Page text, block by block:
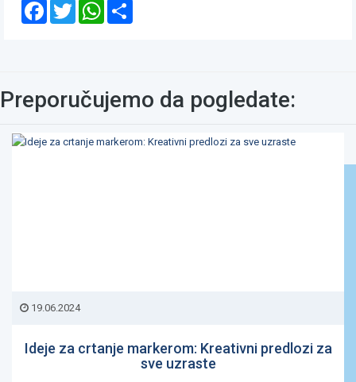
Facebook
Twitter WhatsApp
Preporučujemo da pogledate:
19.06.2024
Ideje za crtanje markerom: Kreativni predlozi za
sve uzraste